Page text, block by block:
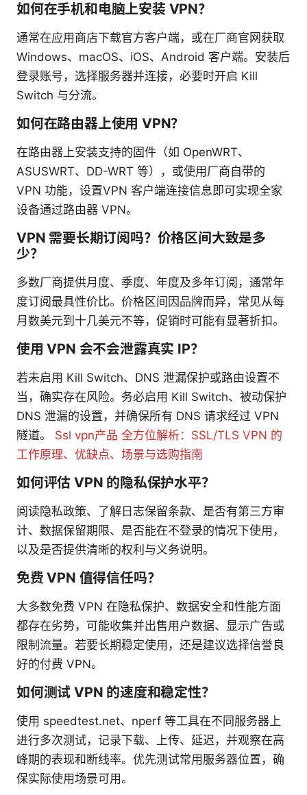
如何在手机和电脑上安装 VPN？
通常在应用商店下载官方客户端，或在厂商官网获取
Windows、macOS、iOS、Android 客户端。安装后
登录账号，选择服务器并连接，必要时开启 Kill
Switch 与分流。
如何在路由器上使用 VPN？
在路由器上安装支持的固件（如 OpenWRT、
ASUSWRT、DD-WRT 等），或使用厂商自带的
VPN 功能，设置VPN 客户端连接信息即可实现全家
设备通过路由器 VPN。
VPN 需要长期订阅吗？价格区间大致是多
少？
多数厂商提供月度、季度、年度及多年订阅，通常年
度订阅最具性价比。价格区间因品牌而异，常见从每
月数美元到十几美元不等，促销时可能有显著折扣。
使用 VPN 会不会泄露真实 IP？
若未启用 Kill Switch、DNS 泄漏保护或路由设置不
当，确实存在风险。务必启用 Kill Switch、被动保护
DNS 泄漏的设置，并确保所有 DNS 请求经过 VPN
隧道。 Ssl vpn产品 全方位解析：SSL/TLS VPN 的
工作原理、优缺点、场景与选购指南
如何评估 VPN 的隐私保护水平？
阅读隐私政策、了解日志保留条款、是否有第三方审
计、数据保留期限、是否能在不登录的情况下使用，
以及是否提供清晰的权利与义务说明。
免费 VPN 值得信任吗？
大多数免费 VPN 在隐私保护、数据安全和性能方面
都存在劣势，可能收集并出售用户数据、显示广告或
限制流量。若要长期稳定使用，还是建议选择信誉良
好的付费 VPN。
如何测试 VPN 的速度和稳定性？
使用 speedtest.net、nperf 等工具在不同服务器上
进行多次测试，记录下载、上传、延迟，并观察在高
峰期的表现和断线率。优先测试常用服务器位置，确
保实际使用场景可用。